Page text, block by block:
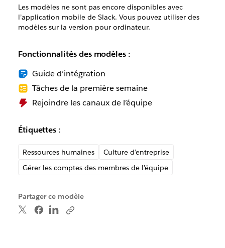
Les modèles ne sont pas encore disponibles avec
l’application mobile de Slack. Vous pouvez utiliser des
modèles sur la version pour ordinateur.
Fonctionnalités des modèles :
Guide d’intégration
Tâches de la première semaine
Rejoindre les canaux de l’équipe
Étiquettes :
Ressources humaines
Culture d’entreprise
Gérer les comptes des membres de l’équipe
Partager ce modèle